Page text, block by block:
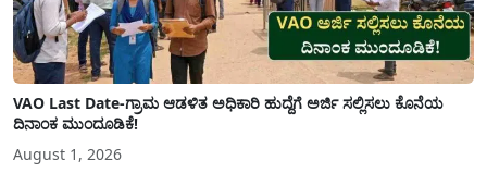
VAO Last Date-ಗ್ರಾಮ ಆಡಳಿತ ಅಧಿಕಾರಿ ಹುದ್ದೆಗೆ ಅರ್ಜಿ ಸಲ್ಲಿಸಲು ಕೊನೆಯ
ದಿನಾಂಕ ಮುಂದೂಡಿಕೆ!
August 1, 2026